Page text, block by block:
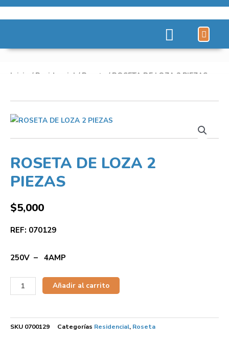
Inicio / Residencial / Roseta / ROSETA DE LOZA 2 PIEZAS
ROSETA DE LOZA 2
PIEZAS
$5,000
REF: 070129
250V – 4AMP
Añadir al carrito
SKU 0700129 Categorías Residencial, Roseta